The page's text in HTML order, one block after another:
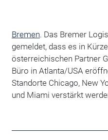
Bremen. Das Bremer
gemeldet, dass es in
österreichischen Partner
Büro in Atlanta/USA
Standorte Chicago, New
und Miami verstärkt